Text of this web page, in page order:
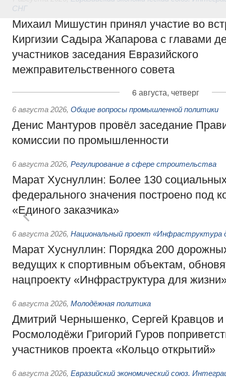
СНГ
Михаил Мишустин принял участие во
Киргизии Садыра Жапарова с главами
участников заседания Евразийского
межправительственного совета
6 августа, четверг
6 августа 2026, Общие вопросы промышленной политики
Денис Мантуров провёл заседание
комиссии по промышленности
6 августа 2026, Регулирование в сфере строительства
Марат Хуснуллин: Более 130
федерального значения построено под
«Единого заказчика»
6 августа 2026, Национальный проект «Инфраструктура
Марат Хуснуллин: Порядка 200
ведущих к спортивным объектам,
нацпроекту «Инфраструктура для
6 августа 2026, Молодёжная политика
Дмитрий Чернышенко, Сергей Кравцов и
Росмолодёжи Григорий Гуров
участников проекта «Кольцо открытий»
6 августа 2026, Евразийский экономический союз.